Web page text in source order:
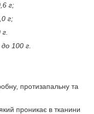
г;
г;
до 100 г.
протизапальну та
проникає в тканини